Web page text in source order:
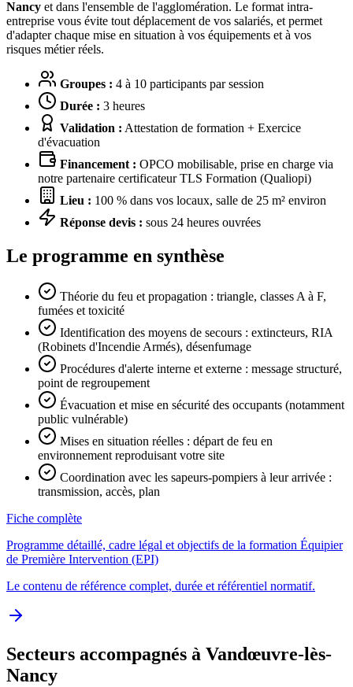
Nancy et dans l'ensemble de l'agglomération. Le format intra-
entreprise vous évite tout déplacement de vos salariés, et permet
d'adapter chaque mise en situation à vos équipements et à vos
risques métier réels.
Groupes : 4 à 10 participants par session
Durée : 3 heures
Validation : Attestation de formation + Exercice
d'évacuation
Financement : OPCO mobilisable, prise en charge via
notre partenaire certificateur TLS Formation (Qualiopi)
Lieu : 100 % dans vos locaux, salle de 25 m² environ
Réponse devis : sous 24 heures ouvrées
Le programme en synthèse
Théorie du feu et propagation : triangle, classes A à F,
fumées et toxicité
Identification des moyens de secours : extincteurs, RIA
(Robinets d'Incendie Armés), désenfumage
Procédures d'alerte interne et externe : message structuré,
point de regroupement
Évacuation et mise en sécurité des occupants (notamment
public vulnérable)
Mises en situation réelles : départ de feu en
environnement reproduisant votre site
Coordination avec les sapeurs-pompiers à leur arrivée :
transmission, accès, plan
Fiche complète
Programme détaillé, cadre légal et objectifs de la formation Équipier
de Première Intervention (EPI)
Le contenu de référence complet, durée et référentiel normatif.
Secteurs accompagnés à Vandœuvre-lès-
Nancy